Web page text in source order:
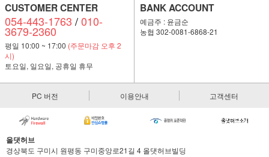
CUSTOMER CENTER
054-443-1763 /010-
3679-2360
평일 10:00 ~ 17:00 (주문마감 오후 2
시)
토요일, 일요일, 공휴일 휴무
BANK ACCOUNT
예금주 : 윤금순
농협 302-0081-6868-21
PC 버전 이용안내 고객센터
올댓허브
경상북도 구미시 원평동 구미중앙로21길 4 올댓허브빌딩